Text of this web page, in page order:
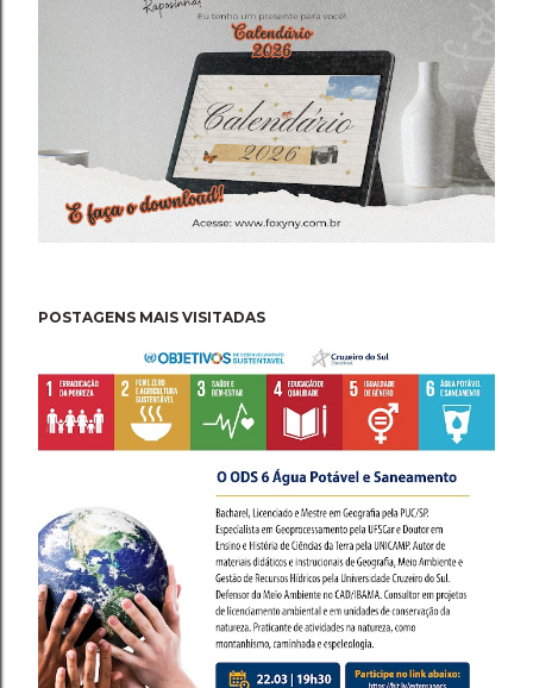
POSTAGENS MAIS VISITADAS